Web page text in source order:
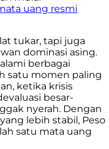
uang resmi
tukar, tapi juga
dominasi asing.
berbagai
satu momen paling
ketika krisis
besar-
nyerah. Dengan
lebih stabil, Peso
satu mata uang